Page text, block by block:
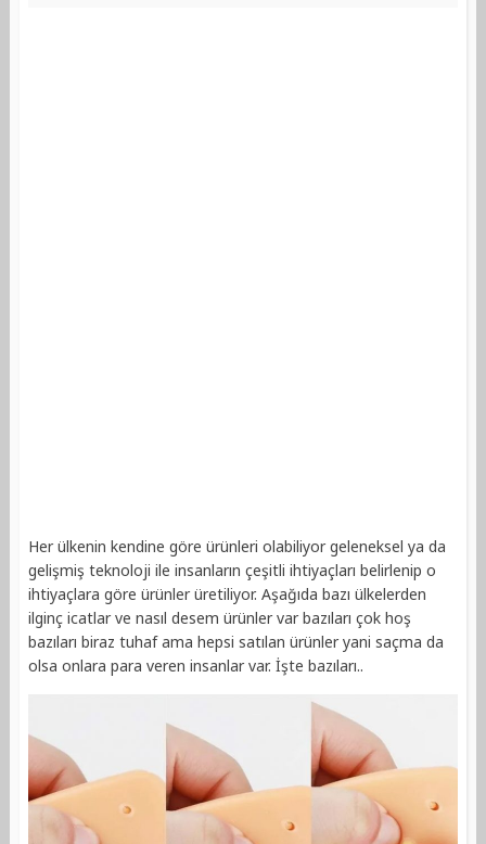
Her ülkenin kendine göre ürünleri olabiliyor geleneksel ya da
gelişmiş teknoloji ile insanların çeşitli ihtiyaçları belirlenip o
ihtiyaçlara göre ürünler üretiliyor. Aşağıda bazı ülkelerden
ilginç icatlar ve nasıl desem ürünler var bazıları çok hoş
bazıları biraz tuhaf ama hepsi satılan ürünler yani saçma da
olsa onlara para veren insanlar var. İşte bazıları..